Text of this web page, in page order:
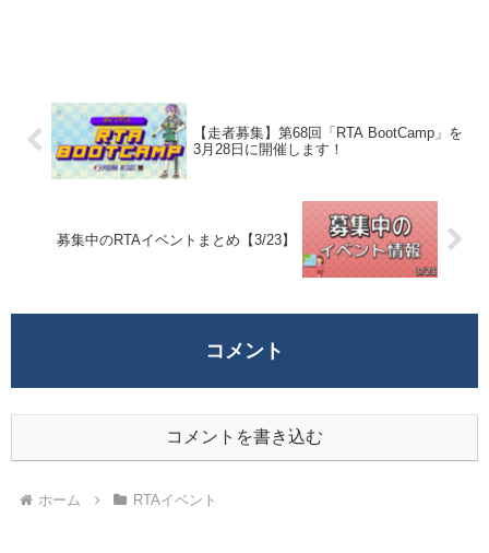
【走者募集】第68回「RTA BootCamp」を
3月28日に開催します！
募集中のRTAイベントまとめ【3/23】
コメント
コメントを書き込む
ホーム RTAイベント